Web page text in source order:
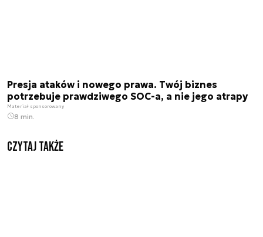
Presja ataków i nowego prawa. Twój biznes
potrzebuje prawdziwego SOC-a, a nie jego atrapy
Materiał sponsorowany
8 min.
Czytaj także